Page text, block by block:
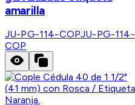
amarilla
JU-PG-114-COPJU-PG-114-
COP